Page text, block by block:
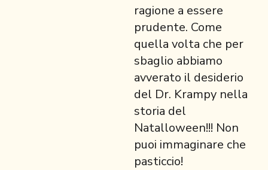
ragione a essere
prudente. Come
quella volta che per
sbaglio abbiamo
avverato il desiderio
del Dr. Krampy nella
storia del
Natalloween!!! Non
puoi immaginare che
pasticcio!